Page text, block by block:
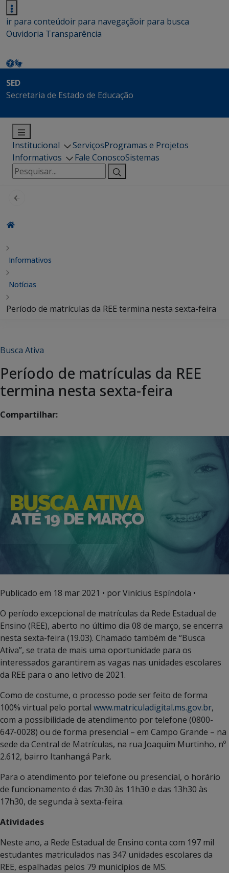
ir para conteúdoir para navegaçãoir para busca
Ouvidoria Transparência
SED
Secretaria de Estado de Educação
Institucional ServiçosProgramas e Projetos
Informativos
Fale ConoscoSistemas
Pesquisar
por:
Informativos
Notícias
Período de matrículas da REE termina nesta sexta-feira
Busca Ativa
Período de matrículas da REE
termina nesta sexta-feira
Compartilhar:
Publicado em 18 mar 2021 • por Vinícius Espíndola •
O período excepcional de matrículas da Rede Estadual de
Ensino (REE), aberto no último dia 08 de março, se encerra
nesta sexta-feira (19.03). Chamado também de “Busca
Ativa”, se trata de mais uma oportunidade para os
interessados garantirem as vagas nas unidades escolares
da REE para o ano letivo de 2021.
Como de costume, o processo pode ser feito de forma
100% virtual pelo portal www.matriculadigital.ms.gov.br,
com a possibilidade de atendimento por telefone (0800-
647-0028) ou de forma presencial – em Campo Grande – na
sede da Central de Matrículas, na rua Joaquim Murtinho, nº
2.612, bairro Itanhangá Park.
Para o atendimento por telefone ou presencial, o horário
de funcionamento é das 7h30 às 11h30 e das 13h30 às
17h30, de segunda à sexta-feira.
Atividades
Neste ano, a Rede Estadual de Ensino conta com 197 mil
estudantes matriculados nas 347 unidades escolares da
REE, espalhadas pelos 79 municípios de MS.